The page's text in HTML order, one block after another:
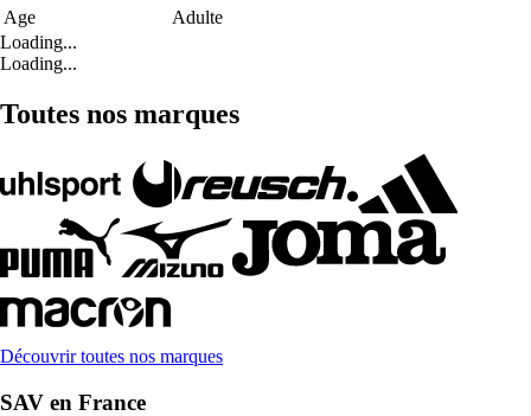
Age
Adulte
Loading...
Loading...
Toutes nos marques
Découvrir toutes nos marques
SAV en France